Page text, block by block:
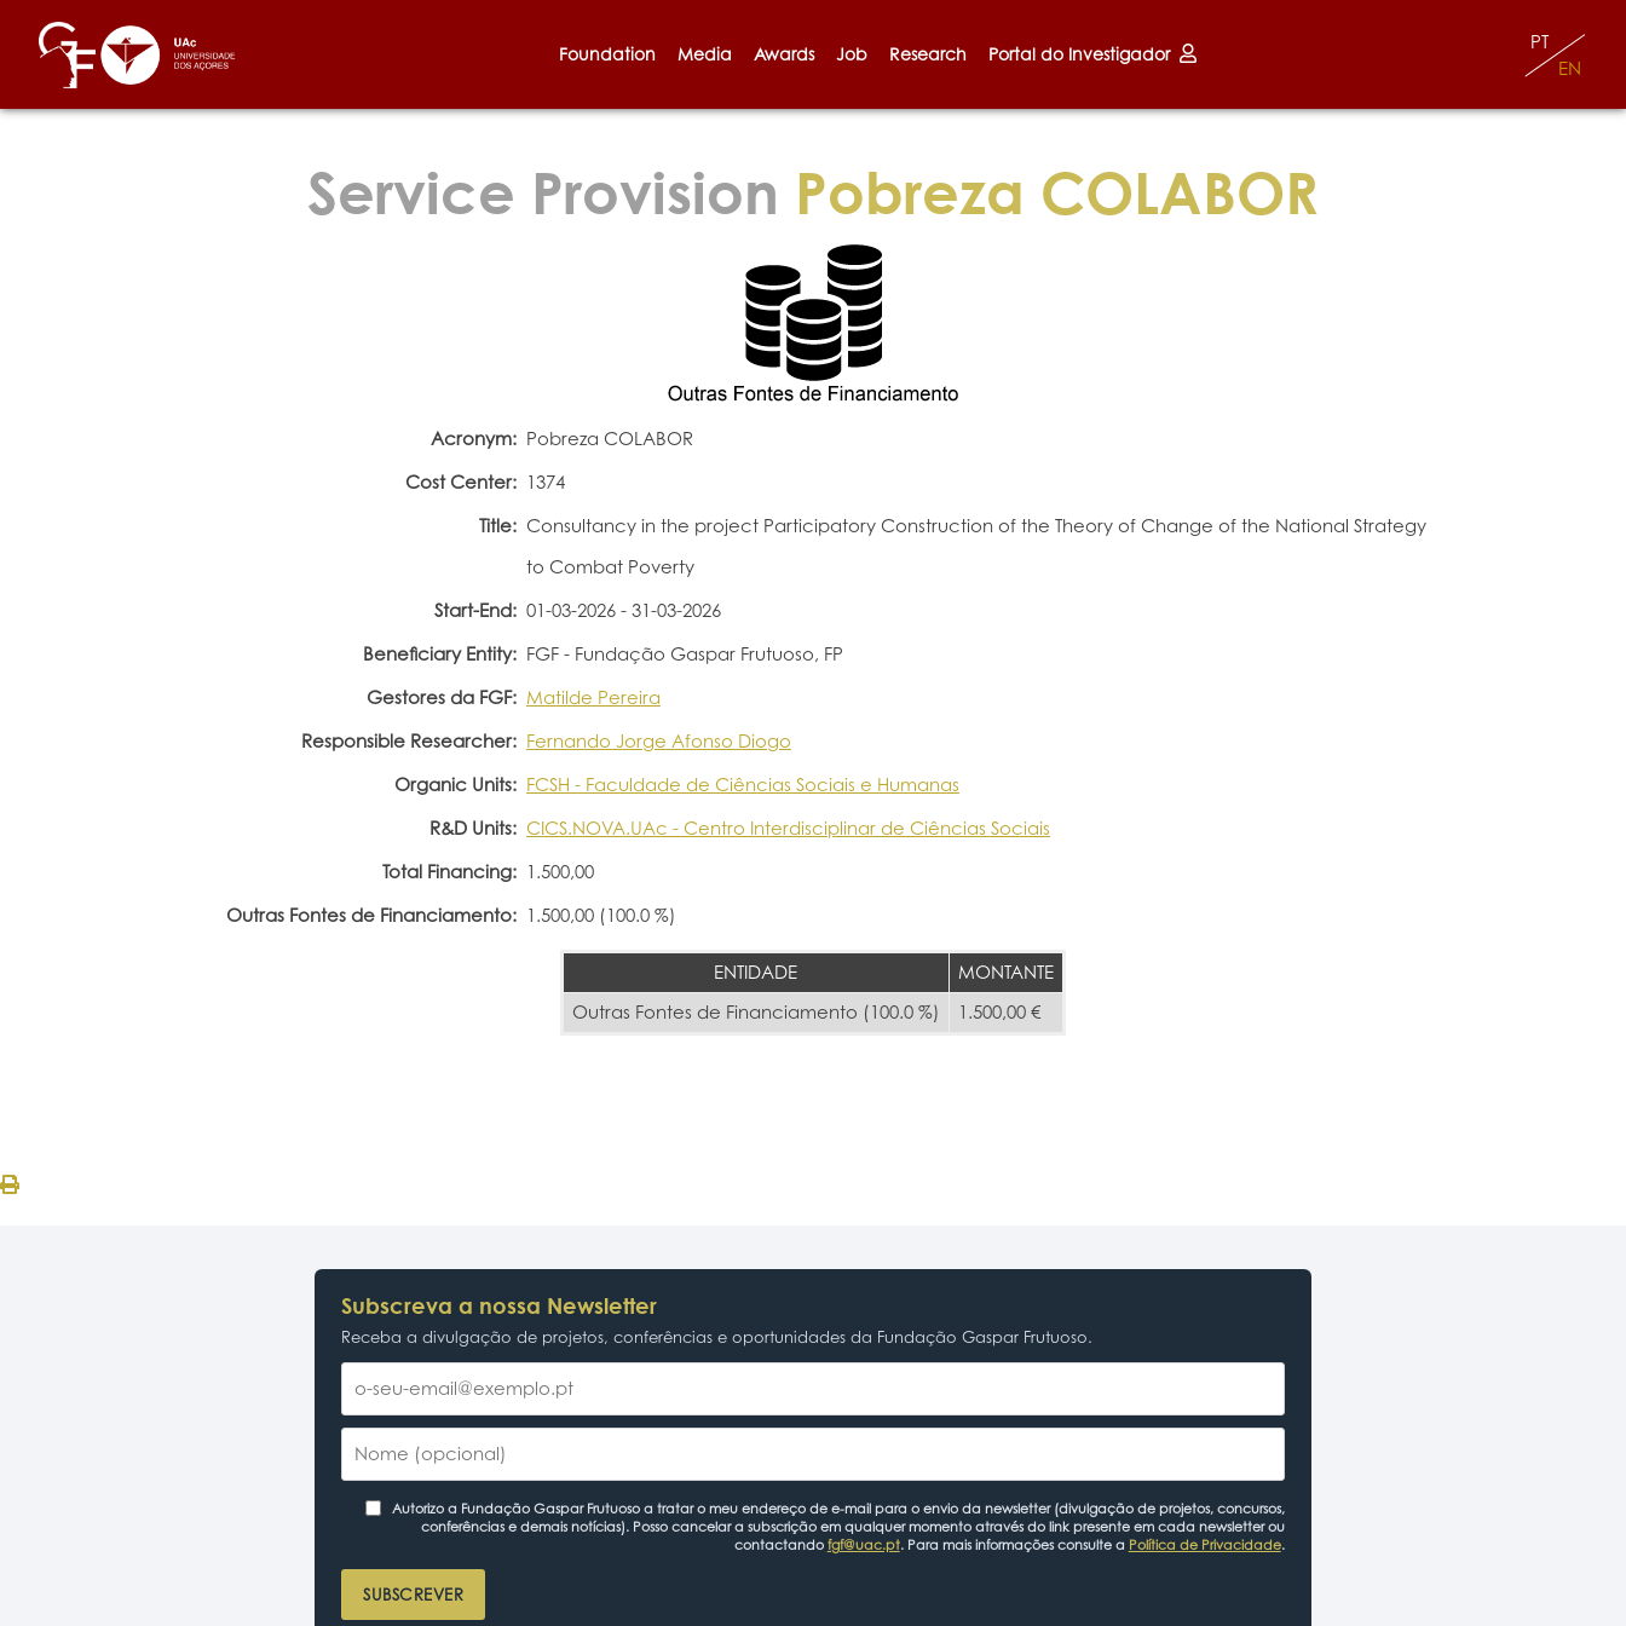
Foundation Media Awards Job Research Portal do Investigador
EN
PT
Service Provision Pobreza COLABOR
Acronym: Pobreza COLABOR
Cost Center: 1374
Title: Consultancy in the project Participatory Construction of the Theory of Change of the National Strategy
to Combat Poverty
Start-End: 01-03-2026 - 31-03-2026
Beneficiary Entity: FGF - Fundação Gaspar Frutuoso, FP
Gestores da FGF: Matilde Pereira
Responsible Researcher: Fernando Jorge Afonso Diogo
Organic Units: FCSH - Faculdade de Ciências Sociais e Humanas
R&D Units: CICS.NOVA.UAc - Centro Interdisciplinar de Ciências Sociais
Total Financing: 1.500,00
Outras Fontes de Financiamento: 1.500,00 (100.0 %)
ENTIDADE
MONTANTE
Outras Fontes de Financiamento (100.0 %)
1.500,00 €
Subscreva a nossa Newsletter
Receba a divulgação de projetos, conferências e oportunidades da Fundação Gaspar Frutuoso.
Autorizo a Fundação Gaspar Frutuoso a tratar o meu endereço de e-mail para o envio da newsletter (divulgação de projetos, concursos,
conferências e demais notícias). Posso cancelar a subscrição em qualquer momento através do link presente em cada newsletter ou
contactando fgf@uac.pt. Para mais informações consulte a Política de Privacidade.
SUBSCREVER